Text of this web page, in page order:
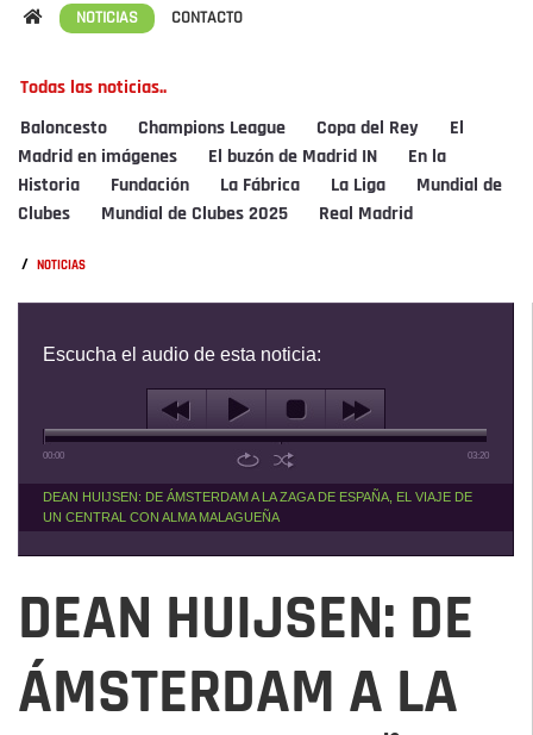
NOTICIAS CONTACTO
Todas las noticias..
Baloncesto Champions League Copa del Rey
El
Madrid en imágenes
El buzón de Madrid IN
En la
Historia
Fundación La Fábrica La Liga
Mundial de
Clubes
Mundial de Clubes 2025 Real Madrid
/ NOTICIAS
Escucha el audio de esta noticia:
00:00 03:20
DEAN HUIJSEN: DE ÁMSTERDAM A LA ZAGA DE ESPAÑA, EL VIAJE DE
UN CENTRAL CON ALMA MALAGUEÑA
DEAN HUIJSEN: DE
ÁMSTERDAM A LA